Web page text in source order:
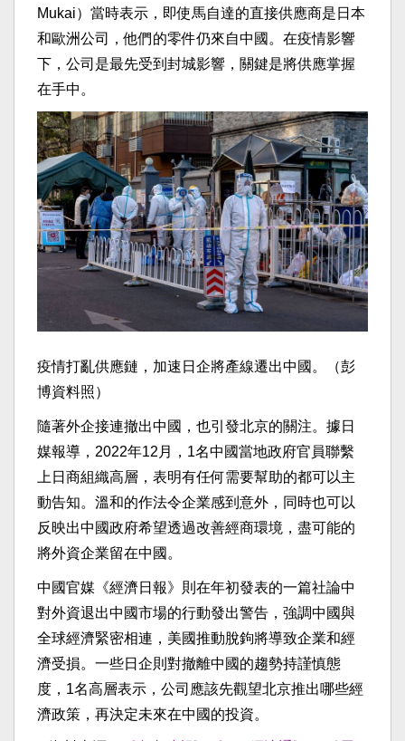
Mukai）當時表示，即使馬自達的直接供應商是日本
和歐洲公司，他們的零件仍來自中國。在疫情影響
下，公司是最先受到封城影響，關鍵是將供應掌握
在手中。
疫情打亂供應鏈，加速日企將產線遷出中國。（彭
博資料照）
隨著外企接連撤出中國，也引發北京的關注。據日
媒報導，2022年12月，1名中國當地政府官員聯繫
上日商組織高層，表明有任何需要幫助的都可以主
動告知。溫和的作法令企業感到意外，同時也可以
反映出中國政府希望透過改善經商環境，盡可能的
將外資企業留在中國。
中國官媒《經濟日報》則在年初發表的一篇社論中
對外資退出中國市場的行動發出警告，強調中國與
全球經濟緊密相連，美國推動脫鉤將導致企業和經
濟受損。一些日企則對撤離中國的趨勢持謹慎態
度，1名高層表示，公司應該先觀望北京推出哪些經
濟政策，再決定未來在中國的投資。